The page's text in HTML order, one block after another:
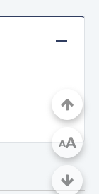
AA